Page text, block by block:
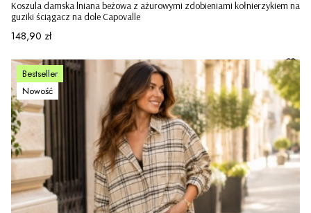
Koszula damska lniana beżowa z ażurowymi zdobieniami kołnierzykiem na
guziki ściągacz na dole Capovalle
Cena
148,90 zł
Bestseller
Nowość